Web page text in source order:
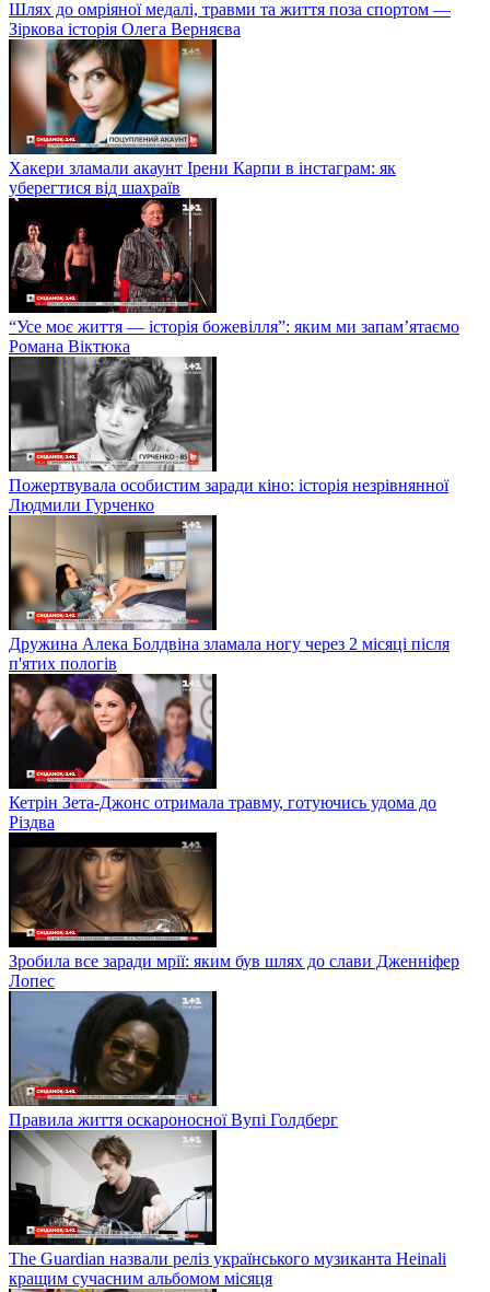
Шлях до омріяної медалі, травми та життя поза спортом —
Зіркова історія Олега Верняєва
Хакери зламали акаунт Ірени Карпи в інстаграм: як
уберегтися від шахраїв
“Усе моє життя — історія божевілля”: яким ми запам’ятаємо
Романа Віктюка
Пожертвувала особистим заради кіно: історія незрівнянної
Людмили Гурченко
Дружина Алека Болдвіна зламала ногу через 2 місяці після
п'ятих пологів
Кетрін Зета-Джонс отримала травму, готуючись удома до
Різдва
Зробила все заради мрії: яким був шлях до слави Дженніфер
Лопес
Правила життя оскароносної Вупі Голдберг
The Guardian назвали реліз українського музиканта Heinali
кращим сучасним альбомом місяця